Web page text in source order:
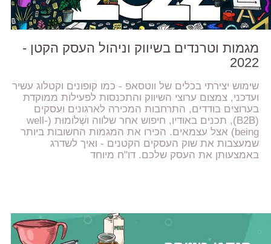
מגמות וטרנדים בשיווק וניהול העסק הקטן -
2022
שימוש יצירתי בכלים של ווטסאפ - כמו קופונים וקטלוג עשיר
ועדכני, צמצום ערוצי השיווק והתכנסות לפעילות ממוקדת
בערוצים בודדים, התרחבות המכירה לארגונים ועסקים
(B2B), תכנים באודיו, חיפוש אחר שלווה ושְׁלוֹמוּת (well-
being) אצל עצמאים. הכירו את המגמות החשובות ביותר
שמעצבות את שוק העסקים הקטנים - ואיך לשדרג
באמצעותן את העסק שלכם. דו"ח מיוחד